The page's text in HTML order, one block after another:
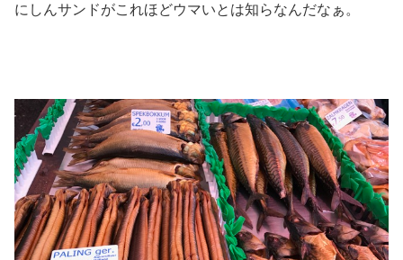
にしんサンドがこれほどウマいとは知らなんだなぁ。